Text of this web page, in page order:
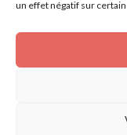
un effet négatif sur
J'ai lu & j'accepte la